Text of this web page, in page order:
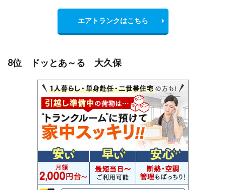
エアトランクはこちら
8位 ドッとあ～る 大久保